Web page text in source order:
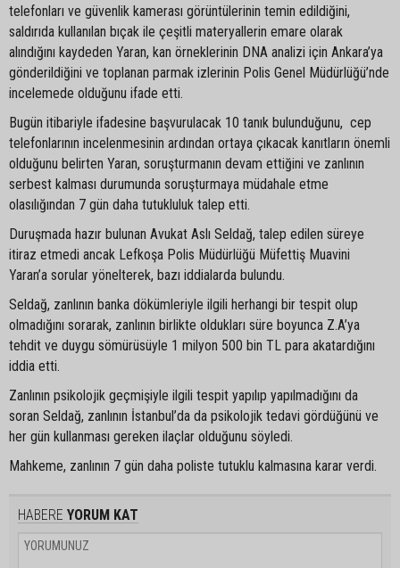
telefonları ve güvenlik kamerası görüntülerinin temin edildiğini,
saldırıda kullanılan bıçak ile çeşitli materyallerin emare olarak
alındığını kaydeden Yaran, kan örneklerinin DNA analizi için Ankara’ya
gönderildiğini ve toplanan parmak izlerinin Polis Genel Müdürlüğü’nde
incelemede olduğunu ifade etti.
Bugün itibariyle ifadesine başvurulacak 10 tanık bulunduğunu, cep
telefonlarının incelenmesinin ardından ortaya çıkacak kanıtların önemli
olduğunu belirten Yaran, soruşturmanın devam ettiğini ve zanlının
serbest kalması durumunda soruşturmaya müdahale etme
olasılığından 7 gün daha tutukluluk talep etti.
Duruşmada hazır bulunan Avukat Aslı Seldağ, talep edilen süreye
itiraz etmedi ancak Lefkoşa Polis Müdürlüğü Müfettiş Muavini
Yaran’a sorular yönelterek, bazı iddialarda bulundu.
Seldağ, zanlının banka dökümleriyle ilgili herhangi bir tespit olup
olmadığını sorarak, zanlının birlikte oldukları süre boyunca Z.A’ya
tehdit ve duygu sömürüsüyle 1 milyon 500 bin TL para akatardığını
iddia etti.
Zanlının psikolojik geçmişiyle ilgili tespit yapılıp yapılmadığını da
soran Seldağ, zanlının İstanbul’da da psikolojik tedavi gördüğünü ve
her gün kullanması gereken ilaçlar olduğunu söyledi.
Mahkeme, zanlının 7 gün daha poliste tutuklu kalmasına karar verdi.
HABERE YORUM KAT